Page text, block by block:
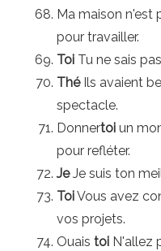
Ma maison n'est
pour travailler.
Toi Tu ne sais
ThéIls avaient
spectacle.
Donnertoi un
pour refléter.
JeJe suis ton
ToiVous avez
vos projets.
Ouais toi N'allez